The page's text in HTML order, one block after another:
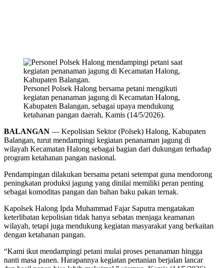
Personel Polsek Halong bersama petani mengikuti
kegiatan penanaman jagung di Kecamatan Halong,
Kabupaten Balangan, sebagai upaya mendukung
ketahanan pangan daerah, Kamis (14/5/2026).
BALANGAN — Kepolisian Sektor (Polsek) Halong, Kabupaten
Balangan, turut mendampingi kegiatan penanaman jagung di
wilayah Kecamatan Halong sebagai bagian dari dukungan terhadap
program ketahanan pangan nasional.
Pendampingan dilakukan bersama petani setempat guna mendorong
peningkatan produksi jagung yang dinilai memiliki peran penting
sebagai komoditas pangan dan bahan baku pakan ternak.
Kapolsek Halong Ipda Muhammad Fajar Saputra mengatakan
keterlibatan kepolisian tidak hanya sebatas menjaga keamanan
wilayah, tetapi juga mendukung kegiatan masyarakat yang berkaitan
dengan ketahanan pangan.
“Kami ikut mendampingi petani mulai proses penanaman hingga
nanti masa panen. Harapannya kegiatan pertanian berjalan lancar